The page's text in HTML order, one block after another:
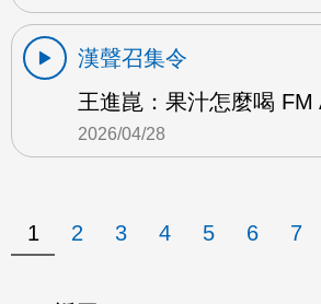
漢聲召集令
王進崑：果汁怎麼喝 FM
2026/04/28
1 2 3 4 5 6 7